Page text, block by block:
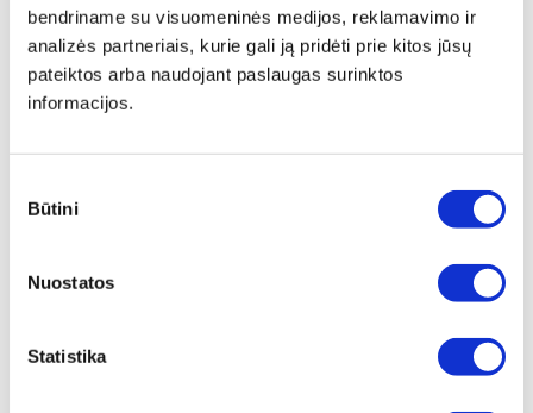
bendriname su visuomeninės medijos, reklamavimo ir
analizės partneriais, kurie gali ją pridėti prie kitos jūsų
pateiktos arba naudojant paslaugas surinktos
informacijos.
pasirinkimas
Būtini
Nuostatos
Statistika
ISO 10511/DIN 985 VERŽLĖ
SRIEGIO 10 GELTONAI
Žiūrėti detaliau